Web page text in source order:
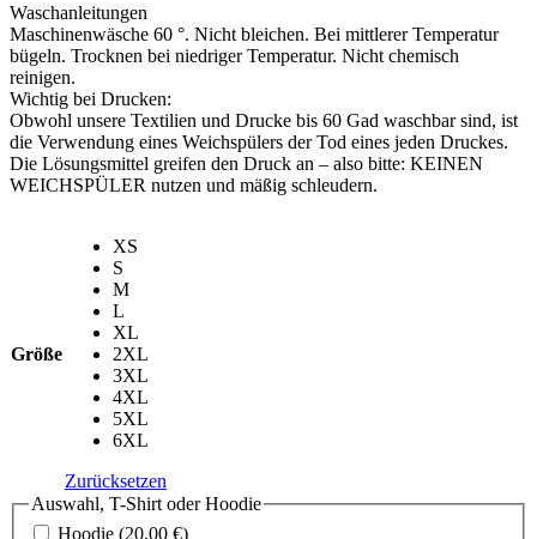
Waschanleitungen
Maschinenwäsche 60 °. Nicht bleichen. Bei mittlerer Temperatur
bügeln. Trocknen bei niedriger Temperatur. Nicht chemisch
reinigen.
Wichtig bei Drucken:
Obwohl unsere Textilien und Drucke bis 60 Gad waschbar sind, ist
die Verwendung eines Weichspülers der Tod eines jeden Druckes.
Die Lösungsmittel greifen den Druck an – also bitte: KEINEN
WEICHSPÜLER nutzen und mäßig schleudern.
Größe
XS
S
M
L
XL
2XL
3XL
4XL
5XL
6XL
Zurücksetzen
Auswahl, T-Shirt oder Hoodie
Hoodie (20,00 €)